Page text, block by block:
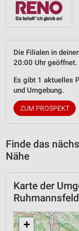
Die Filialen in
20:00 Uhr geöffnet.
Es gibt 1 aktuelles
und Umgebung.
ZUM PROSPEKT
Finde das
Nähe
Karte der
+